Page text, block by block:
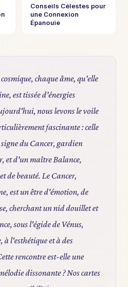
Conseils Célestes pour
une Connexion
Épanouie
chaque âme, qu'elle
est tissée d'énergies
nous levons le voile
fascinante : celle
du Cancer, gardien
et d'un maître Balance,
de beauté. Le Cancer,
est un être d'émotion, de
cherchant un nid douillet et
sous l'égide de Vénus,
l'esthétique et à des
rencontre est-elle une
dissonante ? Nos cartes